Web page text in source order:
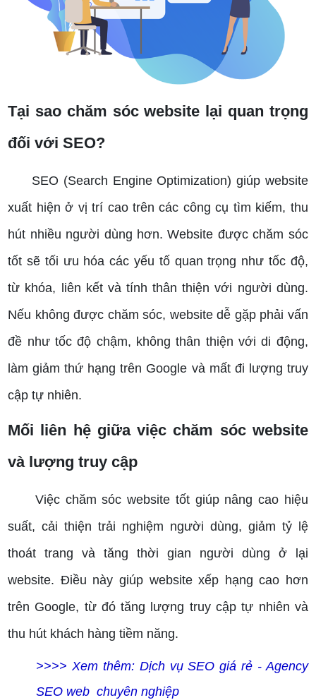
Tại sao chăm sóc website lại quan trọng
đối với SEO?
SEO (Search Engine Optimization) giúp website
xuất hiện ở vị trí cao trên các công cụ tìm kiếm, thu
hút nhiều người dùng hơn. Website được chăm sóc
tốt sẽ tối ưu hóa các yếu tố quan trọng như tốc độ,
từ khóa, liên kết và tính thân thiện với người dùng.
Nếu không được chăm sóc, website dễ gặp phải vấn
đề như tốc độ chậm, không thân thiện với di động,
làm giảm thứ hạng trên Google và mất đi lượng truy
cập tự nhiên.
Mối liên hệ giữa việc chăm sóc website
và lượng truy cập
Việc chăm sóc website tốt giúp nâng cao hiệu
suất, cải thiện trải nghiệm người dùng, giảm tỷ lệ
thoát trang và tăng thời gian người dùng ở lại
website. Điều này giúp website xếp hạng cao hơn
trên Google, từ đó tăng lượng truy cập tự nhiên và
thu hút khách hàng tiềm năng.
>>>> Xem thêm: Dịch vụ SEO giá rẻ - Agency
SEO web chuyên nghiệp